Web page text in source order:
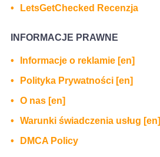
LetsGetChecked Recenzja
INFORMACJE PRAWNE
Informacje o reklamie [en]
Polityka Prywatności [en]
O nas [en]
Warunki świadczenia usług [en]
DMCA Policy